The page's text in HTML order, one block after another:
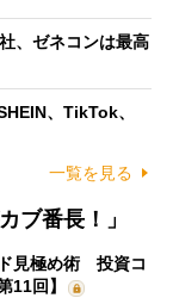
、ゼネコンは最高
、TikTok、
一覧を見る
ブ番長！」
見極め術 投資コ
11回】